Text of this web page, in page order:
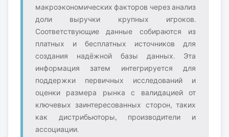
макроэкономических факторов через анализ
доли выручки крупных игроков.
Соответствующие данные собираются из
платных и бесплатных источников для
создания надёжной базы данных. Эта
информация затем интегрируется для
поддержки первичных исследований и
оценки размера рынка с валидацией от
ключевых заинтересованных сторон, таких
как дистрибьюторы, производители и
ассоциации.